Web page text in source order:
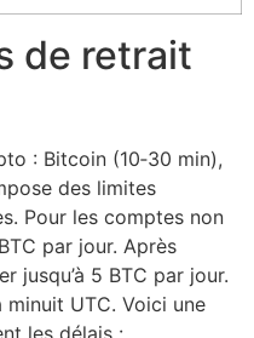
de retrait
: Bitcoin (10‑30 min),
des limites
Pour les comptes non
par jour. Après
jusqu’à 5 BTC par jour.
UTC. Voici une
les délais :